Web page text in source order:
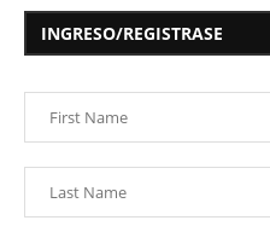
INGRESO/REGISTRASE